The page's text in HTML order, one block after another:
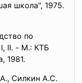
школа", 1975.
по
II. - М.: КТБ
1981.
Силкин А.С.